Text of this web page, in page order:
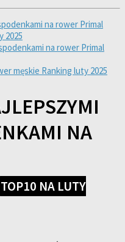
na rower Primal
2025
na rower Primal
męskie Ranking luty 2025
NA
TOP10 NA LUTY